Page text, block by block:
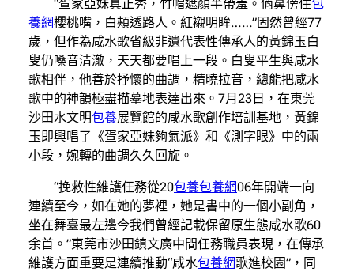
“疍家亞妹真正秀，竹帽遮顏半帶羞。俏鼻傍住包
養網櫻桃嘴，白頰透路人。紅襯明眸……”固然曾經77
歲，但作為咸水歌省級非遺代表性傳承人的黃錦玉白
叟仍嗓音清澈，天天都要唱上一段。白叟平生與咸水
歌相伴，他善於抒懷的曲調，精曉拉音，總能把咸水
歌中的神韻極盡描摹地表達出來。7月23日，在東莞
沙田水文明包養展覽館的咸水歌創作培訓基地，黃錦
玉即興唱了《疍家亞妹夠氣派》和《測字眼》中的兩
小段，婉轉的曲調久久回旋。
“挽救性維護任務從20包養包養網06年開端一向
連續至今，如在她的夢裡，她是書中的一個小副角，
坐在舞臺最左邊今我們曾經記載保留原生態咸水歌60
余首。”東莞市沙田鎮文廣中間任務職員表現，在傳承
維護方面重要是連續推動“咸水包養網歌進校園”，同